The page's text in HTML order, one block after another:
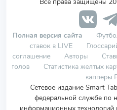
Полная версия сайта
ставок в LIVE
соглашение
Авторы
голов
Статистика желтых
капперы
Сетевое издание Smart
федеральной службе по